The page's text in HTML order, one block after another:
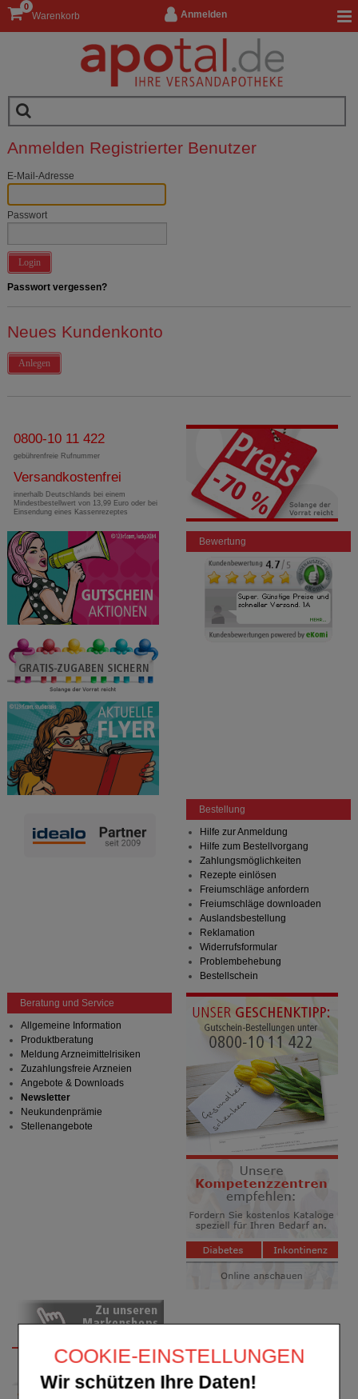
COOKIE-EINSTELLUNGEN
Wir schützen Ihre Daten!
Anmelden
Warenkorb
0
Anmelden Registrierter Benutzer
E-Mail-Adresse
Passwort
Login
Passwort vergessen?
Neues Kundenkonto
Anlegen
0800-10 11 422
gebührenfreie Rufnummer
Versandkostenfrei
innerhalb Deutschlands bei einem
Mindestbestellwert von 13,99 Euro oder bei
Einsendung eines Kassenrezeptes
Bewertung
Bestellung
Hilfe zur Anmeldung
Hilfe zum Bestellvorgang
Zahlungsmöglichkeiten
Rezepte einlösen
Freiumschläge anfordern
Freiumschläge downloaden
Auslandsbestellung
Reklamation
Widerrufsformular
Problembehebung
Bestellschein
Beratung und Service
Allgemeine Information
Produktberatung
Meldung Arzneimittelrisiken
Zuzahlungsfreie Arzneien
Angebote & Downloads
Newsletter
Neukundenprämie
Stellenangebote